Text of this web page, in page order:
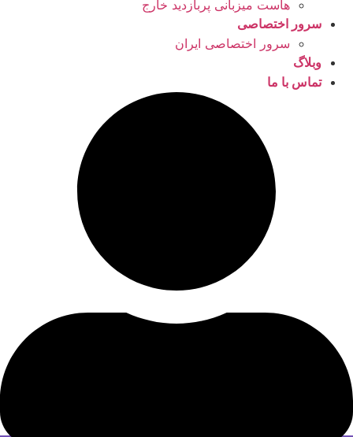
هاست میزبانی پربازدید خارج
سرور اختصاصی
سرور اختصاصی ایران
وبلاگ
تماس با ما